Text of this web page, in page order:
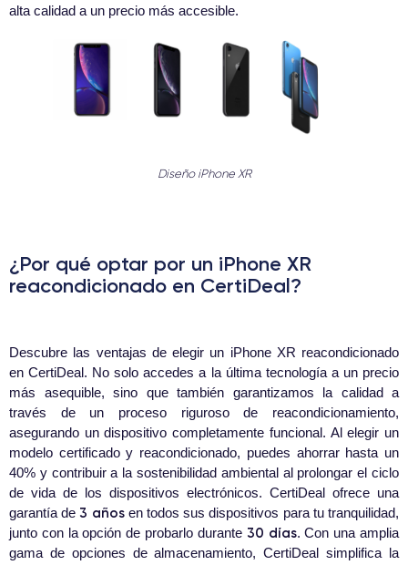
alta calidad a un precio más accesible.
Diseño iPhone XR
¿Por qué optar por un iPhone XR
reacondicionado en CertiDeal?
Descubre las ventajas de elegir un iPhone XR reacondicionado
en CertiDeal. No solo accedes a la última tecnología a un precio
más asequible, sino que también garantizamos la calidad a
través de un proceso riguroso de reacondicionamiento,
asegurando un dispositivo completamente funcional. Al elegir un
modelo certificado y reacondicionado, puedes ahorrar hasta un
40% y contribuir a la sostenibilidad ambiental al prolongar el ciclo
de vida de los dispositivos electrónicos. CertiDeal ofrece una
garantía de 3 añosen todos sus dispositivos para tu tranquilidad,
junto con la opción de probarlo durante 30 días. Con una amplia
gama de opciones de almacenamiento, CertiDeal simplifica la